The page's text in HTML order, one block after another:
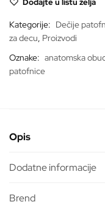
835
količina
Dodajte u listu želja
Kategorije: Dečije
za decu, Proizvodi
Oznake: anatomska
patofnice
Opis
Dodatne informacije